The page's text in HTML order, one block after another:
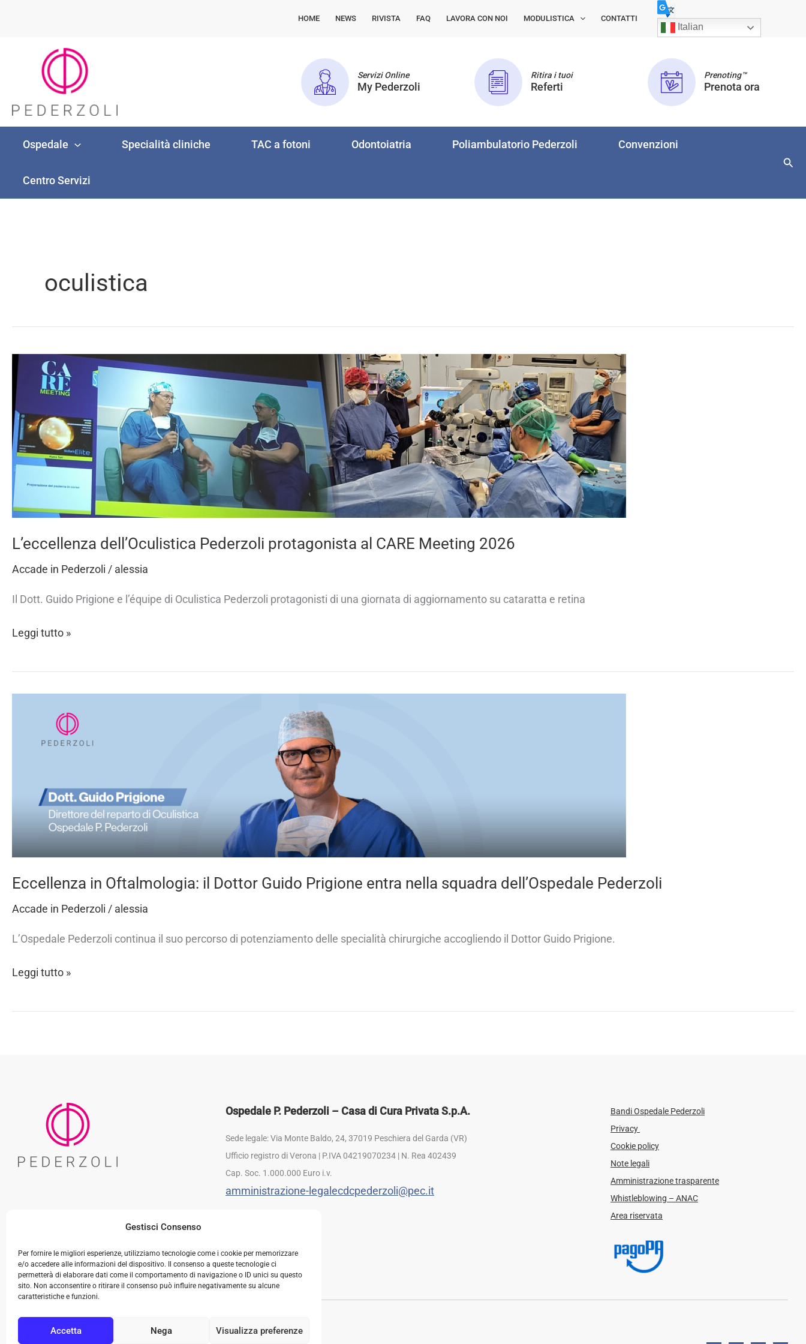
Gestisci Consenso
Per fornire le migliori esperienze, utilizziamo tecnologie come i cookie per memorizzare
e/o accedere alle informazioni del dispositivo. Il consenso a queste tecnologie ci
permetterà di elaborare dati come il comportamento di navigazione o ID unici su questo
sito. Non acconsentire o ritirare il consenso può influire negativamente su alcune
caratteristiche e funzioni.
Accetta Nega Visualizza preferenze
HOME NEWS RIVISTA FAQ LAVORA CON NOI MODULISTICA CONTATTI
Italian
Servizi Online
My Pederzoli
Ritira i tuoi
Referti
Prenoting™
Prenota ora
Ospedale Specialità cliniche TAC a fotoni Odontoiatria Poliambulatorio Pederzoli Convenzioni
Centro Servizi
oculistica
L’eccellenza dell’Oculistica Pederzoli protagonista al CARE Meeting 2026
Accade in Pederzoli / alessia
Il Dott. Guido Prigione e l’équipe di Oculistica Pederzoli protagonisti di una giornata di aggiornamento su cataratta e retina
L’eccellenza
dell’Oculistica
Pederzoli
protagonista
al
CARE
Meeting
2026
Leggi tutto »
Eccellenza in Oftalmologia: il Dottor Guido Prigione entra nella squadra dell’Ospedale Pederzoli
Accade in Pederzoli / alessia
L’Ospedale Pederzoli continua il suo percorso di potenziamento delle specialità chirurgiche accogliendo il Dottor Guido Prigione.
Oftalmologia:
Prigione
squadra
dell’Ospedale
Leggi tutto »
Ospedale P. Pederzoli – Casa di Cura Privata S.p.A.
Sede legale: Via Monte Baldo, 24, 37019 Peschiera del Garda (VR)
Ufficio registro di Verona | P.IVA 04219070234 | N. Rea 402439
Cap. Soc. 1.000.000 Euro i.v.
amministrazione-legalecdcpederzoli@pec.it
Bandi Ospedale Pederzoli
Privacy
Cookie policy
Note legali
Amministrazione trasparente
Whistleblowing – ANAC
Area riservata